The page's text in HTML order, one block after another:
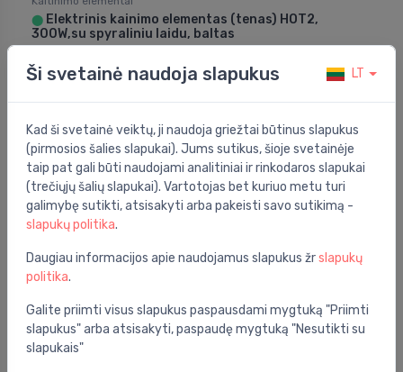
⬤ Elektrinis kainimo elementas (tenas) HOT2,
300W,su spyraliniu laidu, baltas
112.00 €
Kaitinimo elementai
Ši svetainė naudoja slapukus LT
Kad ši svetainė veiktų, ji naudoja griežtai būtinus slapukus
(pirmosios šalies slapukai). Jums sutikus, šioje svetainėje
taip pat gali būti naudojami analitiniai ir rinkodaros slapukai
(trečiųjų šalių slapukai). Vartotojas bet kuriuo metu turi
galimybę sutikti, atsisakyti arba pakeisti savo sutikimą -
slapukų politika.
Daugiau informacijos apie naudojamus slapukus žrslapukų
politika.
Galite priimti visus slapukus paspausdami mygtuką "Priimti
slapukus" arba atsisakyti, paspaudę mygtuką "Nesutikti su
slapukais"